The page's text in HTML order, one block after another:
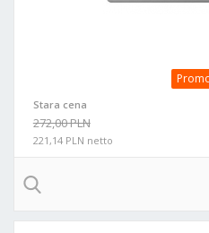
Stara cena
272,00 PLN
221,14 PLN netto